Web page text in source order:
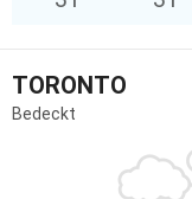
TORONTO
Bedeckt